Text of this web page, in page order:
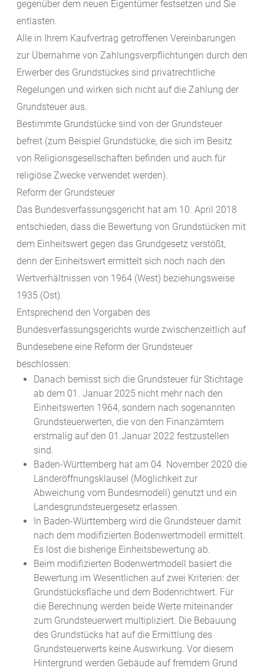
gegenüber dem neuen Eigentümer festsetzen und Sie
entlasten.
Alle in Ihrem Kaufvertrag getroffenen Vereinbarungen
zur Übernahme von Zahlungsverpflichtungen durch den
Erwerber des Grundstückes sind privatrechtliche
Regelungen und wirken sich nicht auf die Zahlung der
Grundsteuer aus.
Bestimmte Grundstücke sind von der Grundsteuer
befreit (zum Beispiel Grundstücke, die sich im Besitz
von Religionsgesellschaften befinden und auch für
religiöse Zwecke verwendet werden).
Reform der Grundsteuer
Das Bundesverfassungsgericht hat am 10. April 2018
entschieden, dass die Bewertung von Grundstücken mit
dem Einheitswert gegen das Grundgesetz verstößt,
denn der Einheitswert ermittelt sich noch nach den
Wertverhältnissen von 1964 (West) beziehungsweise
1935 (Ost).
Entsprechend den Vorgaben des
Bundesverfassungsgerichts wurde zwischenzeitlich auf
Bundesebene eine Reform der Grundsteuer
beschlossen:
Danach bemisst sich die Grundsteuer für Stichtage
ab dem 01. Januar 2025 nicht mehr nach den
Einheitswerten 1964, sondern nach sogenannten
Grundsteuerwerten, die von den Finanzämtern
erstmalig auf den 01.Januar 2022 festzustellen
sind.
Baden-Württemberg hat am 04. November 2020 die
Länderöffnungsklausel (Möglichkeit zur
Abweichung vom Bundesmodell) genutzt und ein
Landesgrundsteuergesetz erlassen.
In Baden-Württemberg wird die Grundsteuer damit
nach dem modifizierten Bodenwertmodell ermittelt.
Es löst die bisherige Einheitsbewertung ab.
Beim modifizierten Bodenwertmodell basiert die
Bewertung im Wesentlichen auf zwei Kriterien: der
Grundstücksfläche und dem Bodenrichtwert. Für
die Berechnung werden beide Werte miteinander
zum Grundsteuerwert multipliziert. Die Bebauung
des Grundstücks hat auf die Ermittlung des
Grundsteuerwerts keine Auswirkung. Vor diesem
Hintergrund werden Gebäude auf fremdem Grund